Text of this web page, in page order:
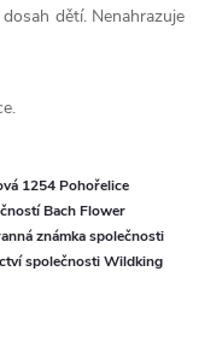
dětí. Nenahrazuje
1254 Pohořelice
Bach Flower
známka společnosti
společnosti Wildking